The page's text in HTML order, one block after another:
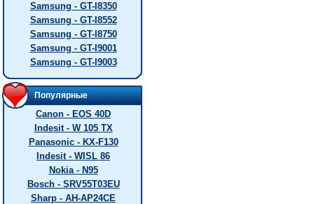
Samsung - GT-I8350
Samsung - GT-I8552
Samsung - GT-I8750
Samsung - GT-I9001
Samsung - GT-I9003
Популярные
Canon - EOS 40D
Indesit - W 105 TX
Panasonic - KX-F130
Indesit - WISL 86
Nokia - N95
Bosch - SRV55T03EU
Sharp - AH-AP24CE